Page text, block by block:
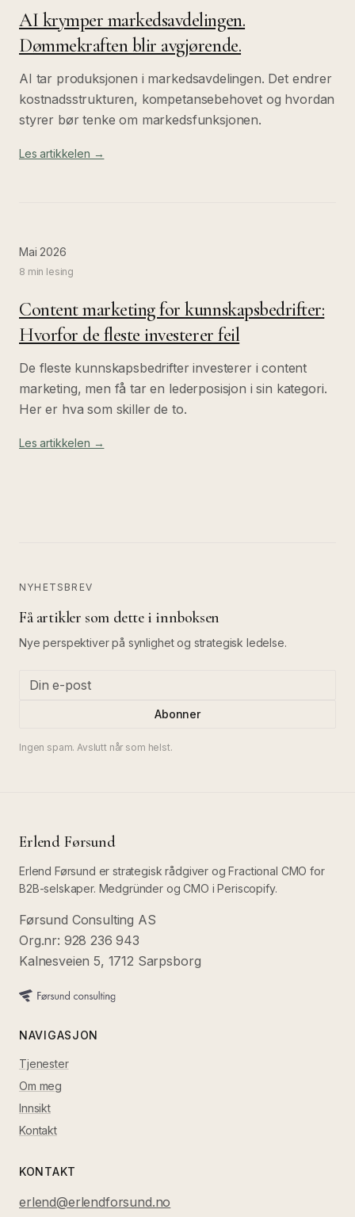
AI krymper markedsavdelingen.
Dømmekraften blir avgjørende.
AI tar produksjonen i markedsavdelingen. Det endrer
kostnadsstrukturen, kompetansebehovet og hvordan
styrer bør tenke om markedsfunksjonen.
Les artikkelen →
Mai 2026
8 min lesing
Content marketing for kunnskapsbedrifter:
Hvorfor de fleste investerer feil
De fleste kunnskapsbedrifter investerer i content
marketing, men få tar en lederposisjon i sin kategori.
Her er hva som skiller de to.
Les artikkelen →
NYHETSBREV
Få artikler som dette i innboksen
Nye perspektiver på synlighet og strategisk ledelse.
Abonner
Ingen spam. Avslutt når som helst.
Erlend Førsund
Erlend Førsund er strategisk rådgiver og Fractional CMO for
B2B-selskaper. Medgründer og CMO i Periscopify.
Førsund Consulting AS
Org.nr: 928 236 943
Kalnesveien 5, 1712 Sarpsborg
NAVIGASJON
Tjenester
Om meg
Innsikt
Kontakt
KONTAKT
erlend@erlendforsund.no